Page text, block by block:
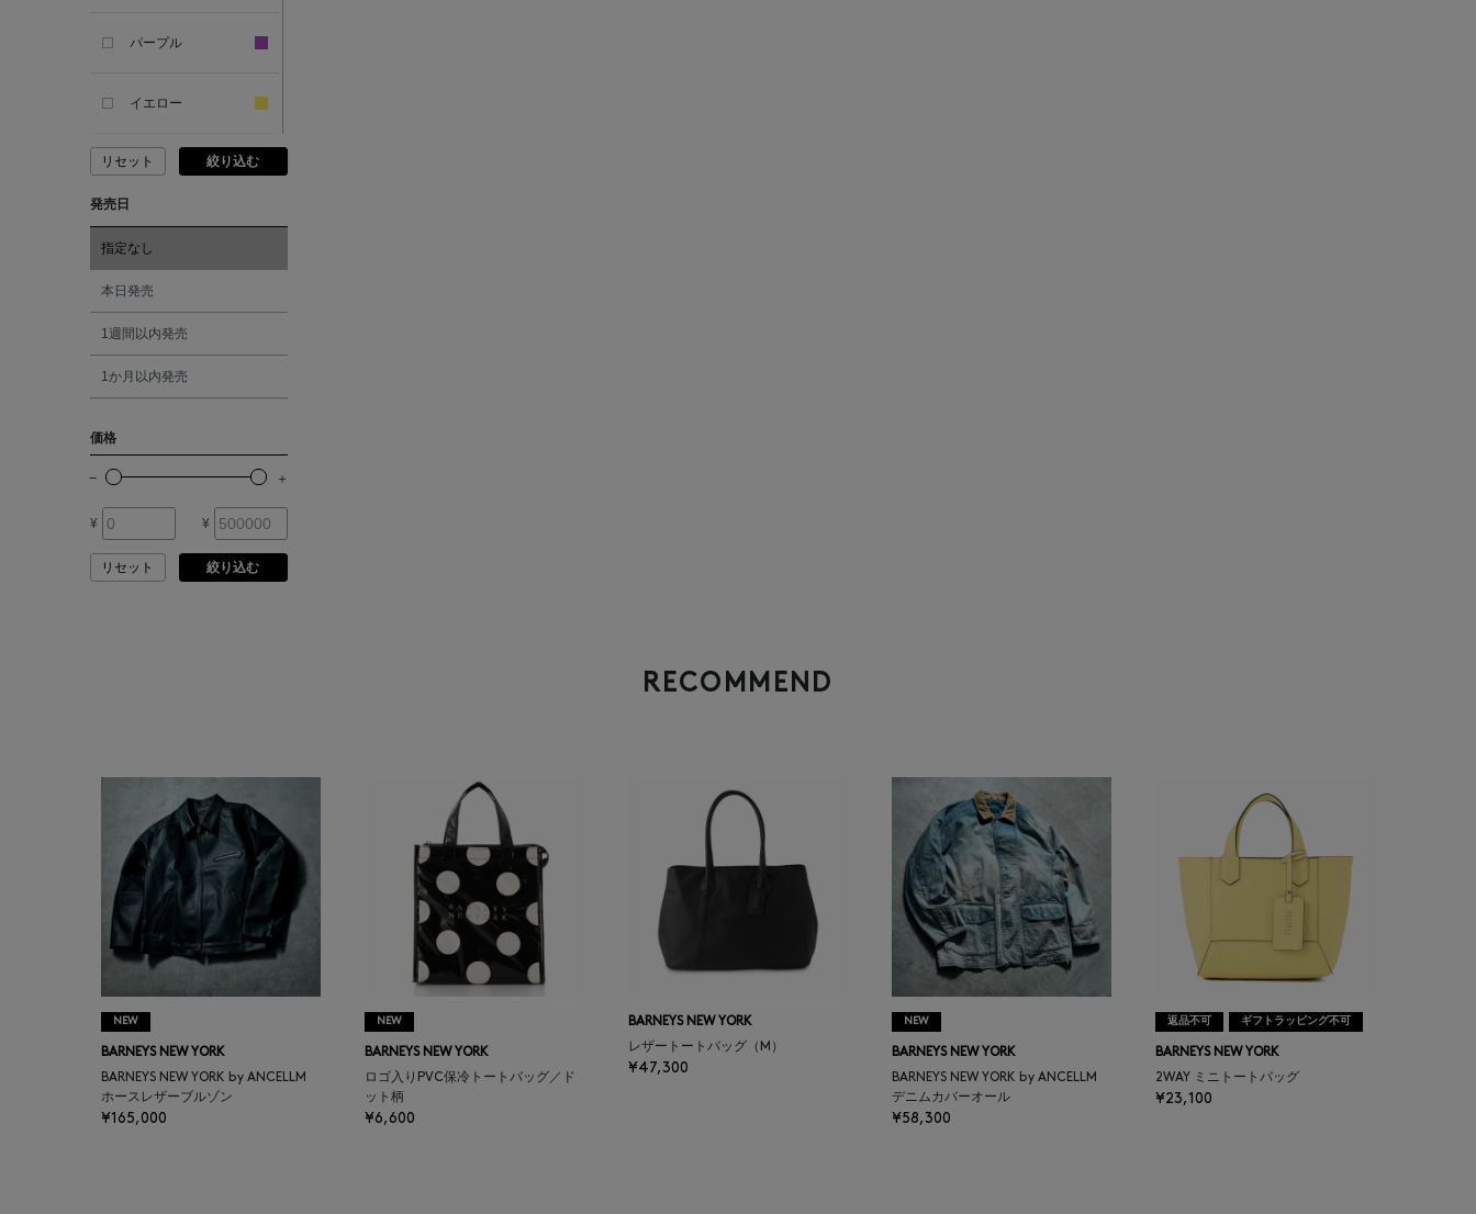
ATELIER AMBOISE
FIRENZE
AURALEE
BALENCIAGA
BARBA
BARNEYS NEW YORK
BASERANGE
BE.ABLE
パープル
イエロー
ピンク
レッド
オレンジ
シルバー
リセット 絞り込む
発売日
指定なし
本日発売
1週間以内発売
1か月以内発売
価格
¥ ¥
リセット 絞り込む
RECOMMEND
NEW
BARNEYS NEW YORK
BARNEYS NEW YORK by ANCELLM
ホースレザーブルゾン
¥165,000
NEW
BARNEYS NEW YORK
ロゴ入りPVC保冷トートバッグ／ド
ット柄
¥6,600
BARNEYS NEW YORK
レザートートバッグ（M）
¥47,300
NEW
BARNEYS NEW YORK
BARNEYS NEW YORK by ANCELLM
デニムカバーオール
¥58,300
返品不可 ギフトラッピング不可
BARNEYS NEW YORK
2WAY ミニトートバッグ
¥23,100